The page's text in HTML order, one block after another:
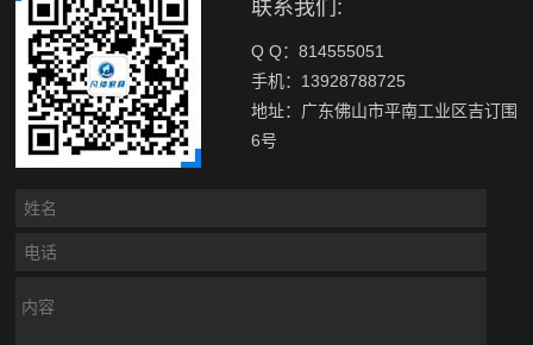
联系我们:
Q Q：814555051
手机：13928788725
地址：广东佛山市平南工业区吉订围
6号